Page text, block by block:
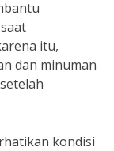
itu,
dan minuman
kondisi